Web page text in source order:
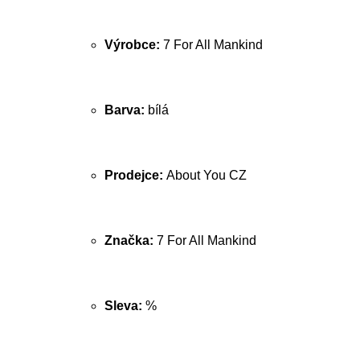
Výrobce: 7 For All Mankind
Barva: bílá
Prodejce: About You CZ
Značka: 7 For All Mankind
Sleva: %